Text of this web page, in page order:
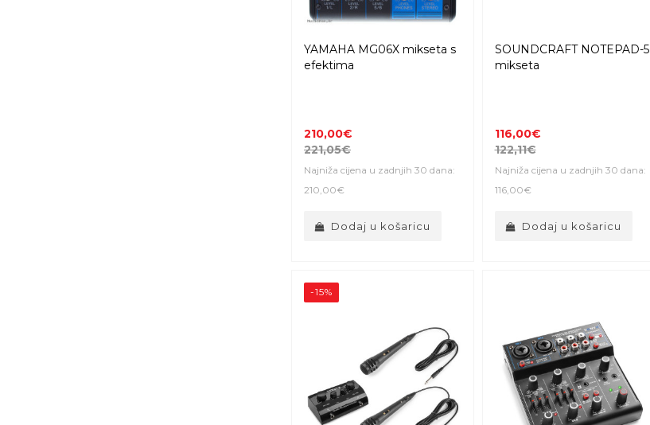
YAMAHA MG06X mikseta s
efektima
210,00€
221,05€
Najniža cijena u zadnjih 30 dana:
210,00€
Dodaj u košaricu
SOUNDCRAFT NOTEPAD-5
mikseta
116,00€
122,11€
Najniža cijena u zadnjih 30 dana:
116,00€
Dodaj u košaricu
-15%